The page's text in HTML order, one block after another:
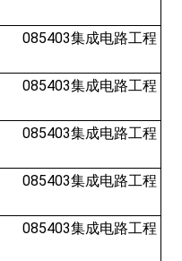
085403集成电路工程
085403集成电路工程
085403集成电路工程
085403集成电路工程
085403集成电路工程